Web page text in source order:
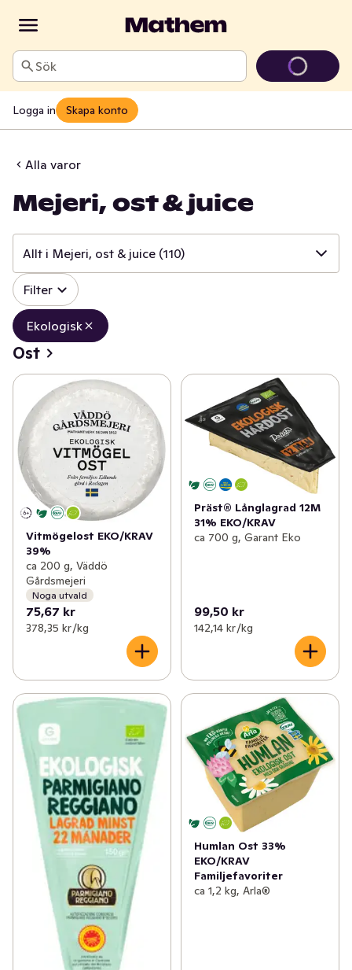
Sök
Logga in Skapa konto
Alla varor
Mejeri, ost & juice
Allt i Mejeri, ost & juice (110)
✓ Allt i Mejeri, ost & juice
✓ Ost (24)
✓ Mjölk
Matlagningsmejeri (14)
✓ Filmjölk & Yoghurt (21)
✓ Smör & margarin (6)
✓ Juice & fruktdryck (13)
✓ Ägg & jäst (4)
✓ Växtbaserat (12)
✓ Cottage cheese, kvarg & skyr
✓ Mellanmål & desserter
Filter
Ekologisk
Ost
Vitmögelost EKO/KRAV
39%
ca 200 g, Väddö
Gårdsmejeri
Noga utvald
75,67 kr
378,35 kr /kg
Präst® Långlagrad 12M
31% EKO/KRAV
ca 700 g, Garant Eko
99,50 kr
142,14 kr /kg
Humlan Ost 33%
EKO/KRAV
Familjefavoriter
ca 1,2 kg, Arla®